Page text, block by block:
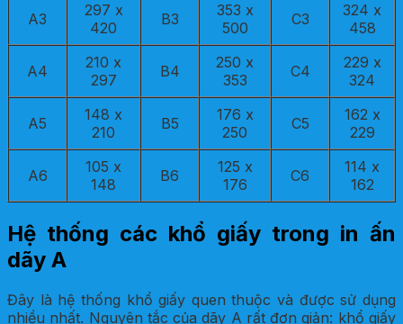
A3
297 x
420
B3
353 x
500
C3
324 x
458
A4
210 x
297
B4
250 x
353
C4
229 x
324
A5
148 x
210
B5
176 x
250
C5
162 x
229
A6
105 x
148
B6
125 x
176
C6
114 x
162
Hệ thống các khổ giấy trong in ấn
dãy A
Đây là hệ thống khổ giấy quen thuộc và được sử dụng
nhiều nhất. Nguyên tắc của dãy A rất đơn giản: khổ giấy